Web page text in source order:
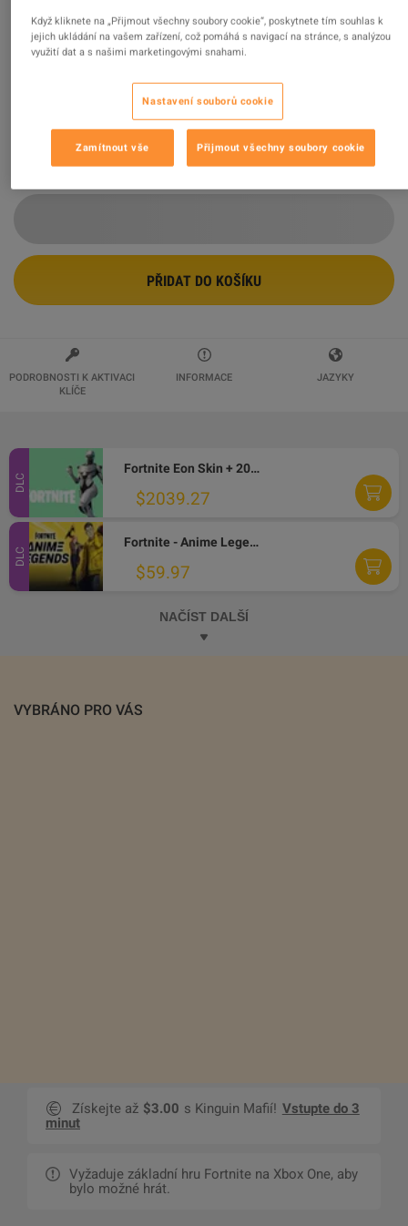
Fortnite - Anime Legends Pack XBOX
One CD Key
PC Game Store
hodnocení z 268362 je vynikajících
$59.97
PŘIDAT DO KOŠÍKU
PODROBNOSTI K AKTIVACI
KLÍČE
INFORMACE JAZYKY
DLC
Fortnite Eon Skin + 2000 V-Bucks XBOX ONE CD Key
$2039.27
DLC
Fortnite - Anime Legends Pack XBOX One CD Key
$59.97
NAČÍST DALŠÍ
VYBRÁNO PRO VÁS
Získejte až $3.00 s Kinguin Mafií! Vstupte do 3
minut
Vyžaduje základní hru Fortnite na Xbox One, aby
bylo možné hrát.
Když kliknete na „Přijmout všechny soubory cookie“, poskytnete tím souhlas k
jejich ukládání na vašem zařízení, což pomáhá s navigací na stránce, s analýzou
využití dat a s našimi marketingovými snahami.
Nastavení souborů cookie
Zamítnout vše Přijmout všechny soubory cookie